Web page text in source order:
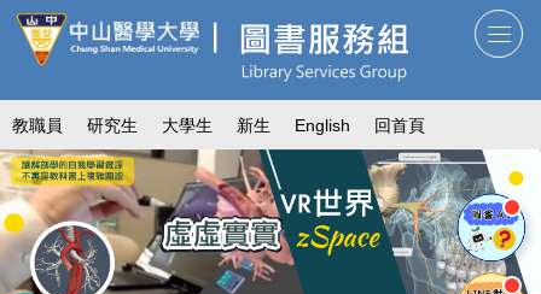
跳
到
要
內
容
區
教職員 研究生 大學生 新生 English 回首頁